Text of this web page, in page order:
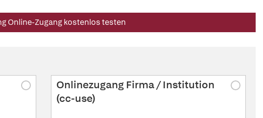
Online-Zugang kostenlos testen
Onlinezugang Firma / Institution
(cc-use)